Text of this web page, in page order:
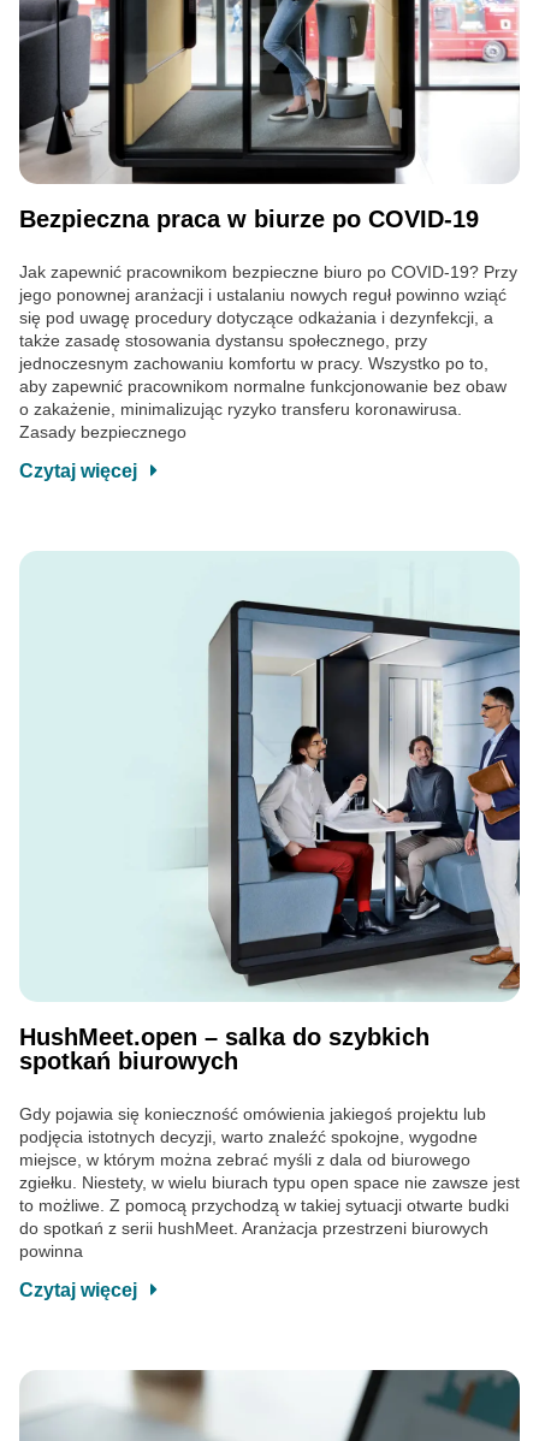
Bezpieczna praca w biurze po COVID-19
Jak zapewnić pracownikom bezpieczne biuro po COVID-19? Przy
jego ponownej aranżacji i ustalaniu nowych reguł powinno wziąć
się pod uwagę procedury dotyczące odkażania i dezynfekcji, a
także zasadę stosowania dystansu społecznego, przy
jednoczesnym zachowaniu komfortu w pracy. Wszystko po to,
aby zapewnić pracownikom normalne funkcjonowanie bez obaw
o zakażenie, minimalizując ryzyko transferu koronawirusa.
Zasady bezpiecznego
Czytaj więcej
HushMeet.open – salka do szybkich
spotkań biurowych
Gdy pojawia się konieczność omówienia jakiegoś projektu lub
podjęcia istotnych decyzji, warto znaleźć spokojne, wygodne
miejsce, w którym można zebrać myśli z dala od biurowego
zgiełku. Niestety, w wielu biurach typu open space nie zawsze jest
to możliwe. Z pomocą przychodzą w takiej sytuacji otwarte budki
do spotkań z serii hushMeet. Aranżacja przestrzeni biurowych
powinna
Czytaj więcej